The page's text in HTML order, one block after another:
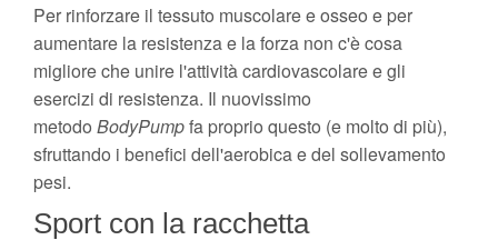
Per rinforzare il tessuto muscolare e osseo e per
aumentare la resistenza e la forza non c'è cosa
migliore che unire l'attività cardiovascolare e gli
esercizi di resistenza. Il nuovissimo
metodo BodyPumpfa proprio questo (e molto di più),
sfruttando i benefici dell'aerobica e del sollevamento
pesi.
Sport con la racchetta